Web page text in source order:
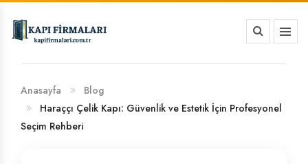
BANKA HESAP NUMARALARIMIZ
Anasayfa
Blog
Haraççı Çelik Kapı: Güvenlik ve Estetik İçin Profesyonel
Seçim Rehberi